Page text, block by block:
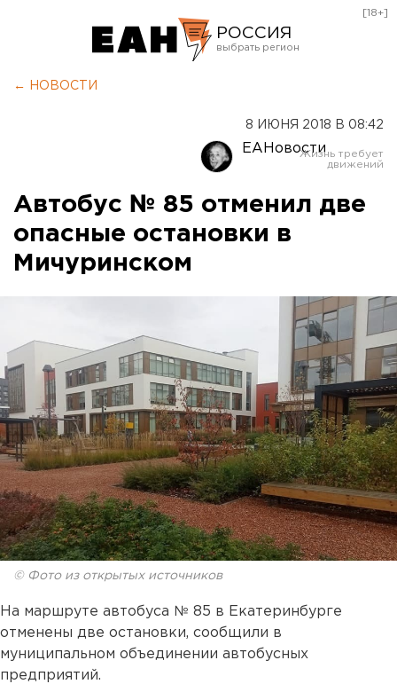
РОССИЯ
Оренбург
[18+]
← НОВОСТИ
8 ИЮНЯ 2018 В 08:42
ЕАНовости
Автобус № 85 отменил две
опасные остановки в
Мичуринском
© Фото из открытых источников
На маршруте автобуса № 85 в Екатеринбурге
отменены две остановки, сообщили в
муниципальном объединении автобусных
предприятий.